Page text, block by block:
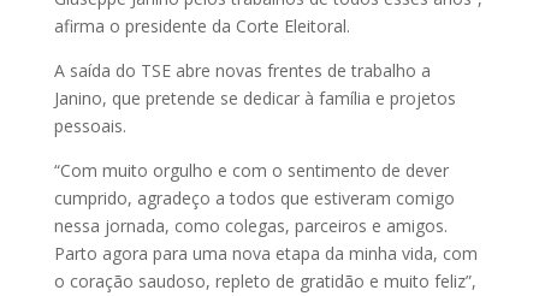
afirma o presidente da Corte Eleitoral.
A saída do TSE abre novas frentes de trabalho a
Janino, que pretende se dedicar à família e projetos
pessoais.
“Com muito orgulho e com o sentimento de dever
cumprido, agradeço a todos que estiveram comigo
nessa jornada, como colegas, parceiros e amigos.
Parto agora para uma nova etapa da minha vida, com
o coração saudoso, repleto de gratidão e muito feliz”,